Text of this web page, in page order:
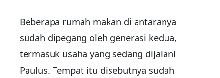
Beberapa rumah makan di antaranya
sudah dipegang oleh generasi kedua,
termasuk usaha yang sedang dijalani
Paulus. Tempat itu disebutnya sudah